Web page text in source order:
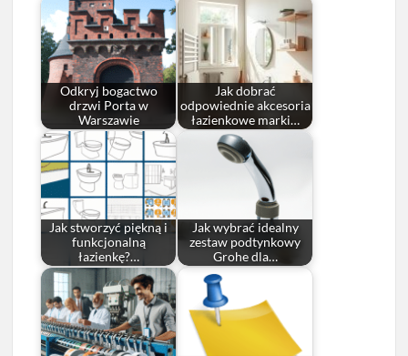
Odkryj bogactwo
drzwi Porta w
Warszawie
Jak dobrać
odpowiednie akcesoria
łazienkowe marki…
Jak stworzyć piękną i
funkcjonalną
łazienkę?…
Jak wybrać idealny
zestaw podtynkowy
Grohe dla…